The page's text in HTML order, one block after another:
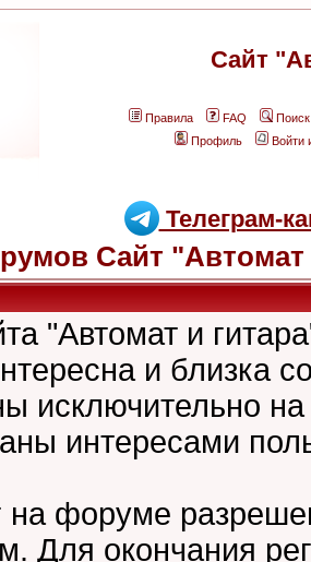
Сайт
Правила FAQ
Поиск
Профиль
Войти
Телеграм-
Сайт "Автомат
"Автомат и
и близка
исключительно
интересами
на форуме
Для окончания